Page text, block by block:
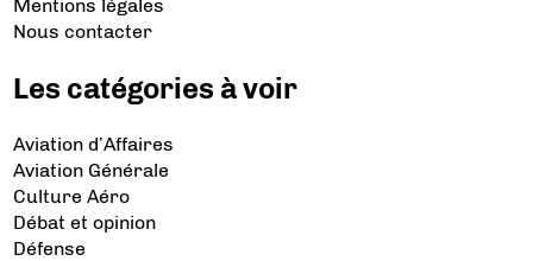
Mentions légales
Nous contacter
Les catégories à voir
Aviation d’Affaires
Aviation Générale
Culture Aéro
Débat et opinion
Défense